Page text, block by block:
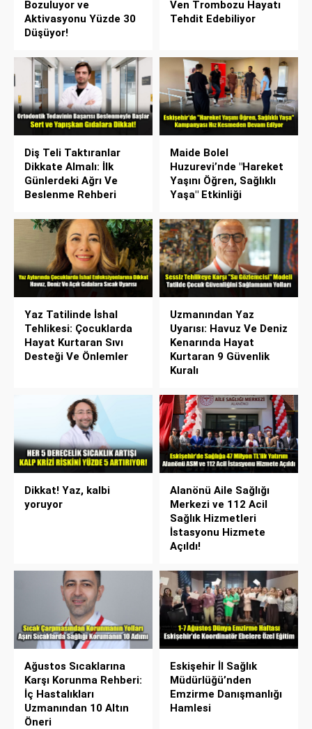
Bozuluyor ve
Aktivasyonu Yüzde 30
Düşüyor!
Ven Trombozu Hayatı
Tehdit Edebiliyor
Diş Teli Taktıranlar
Dikkate Almalı: İlk
Günlerdeki Ağrı Ve
Beslenme Rehberi
Maide Bolel
Huzurevi’nde "Hareket
Yaşını Öğren, Sağlıklı
Yaşa" Etkinliği
Yaz Tatilinde İshal
Tehlikesi: Çocuklarda
Hayat Kurtaran Sıvı
Desteği Ve Önlemler
Uzmanından Yaz
Uyarısı: Havuz Ve Deniz
Kenarında Hayat
Kurtaran 9 Güvenlik
Kuralı
Dikkat! Yaz, kalbi
yoruyor
Alanönü Aile Sağlığı
Merkezi ve 112 Acil
Sağlık Hizmetleri
İstasyonu Hizmete
Açıldı!
Ağustos Sıcaklarına
Karşı Korunma Rehberi:
İç Hastalıkları
Uzmanından 10 Altın
Öneri
Eskişehir İl Sağlık
Müdürlüğü’nden
Emzirme Danışmanlığı
Hamlesi